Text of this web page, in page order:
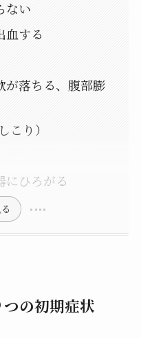
ない
血する
が落ちる、腹部膨
こり）
にひろがる
の初期症状